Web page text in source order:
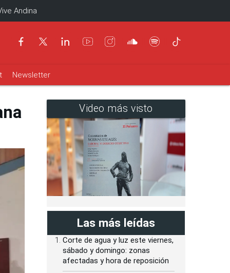
Andina
Newsletter
Video más visto
Las más leídas
Corte de agua y luz este viernes,
sábado y domingo: zonas
afectadas y hora de reposición